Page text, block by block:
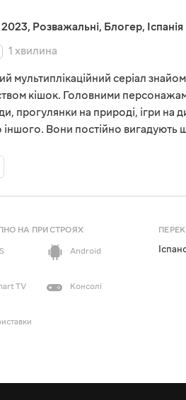
, Розважальні, Блогер, Іспанія
1 хвилина
мультиплікаційний серіал
кішок. Головними
прогулянки на природі, ігри на
іншого. Вони постійно вигадують
НА ПРИСТРОЯХ
Android
TV Консолі